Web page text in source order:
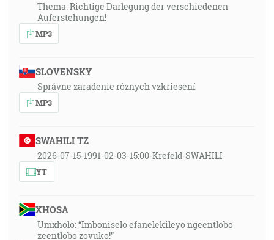
Thema: Richtige Darlegung der verschiedenen
Auferstehungen!
MP3
SLOVENSKY
Správne zaradenie rôznych vzkriesení
MP3
SWAHILI TZ
2026-07-15-1991-02-03-15:00-Krefeld-SWAHILI
YT
XHOSA
Umxholo: “Imboniselo efanelekileyo ngeentlobo
zeentlobo zovuko!”